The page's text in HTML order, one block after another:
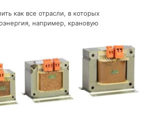
как все отрасли, в которых
например, крановую